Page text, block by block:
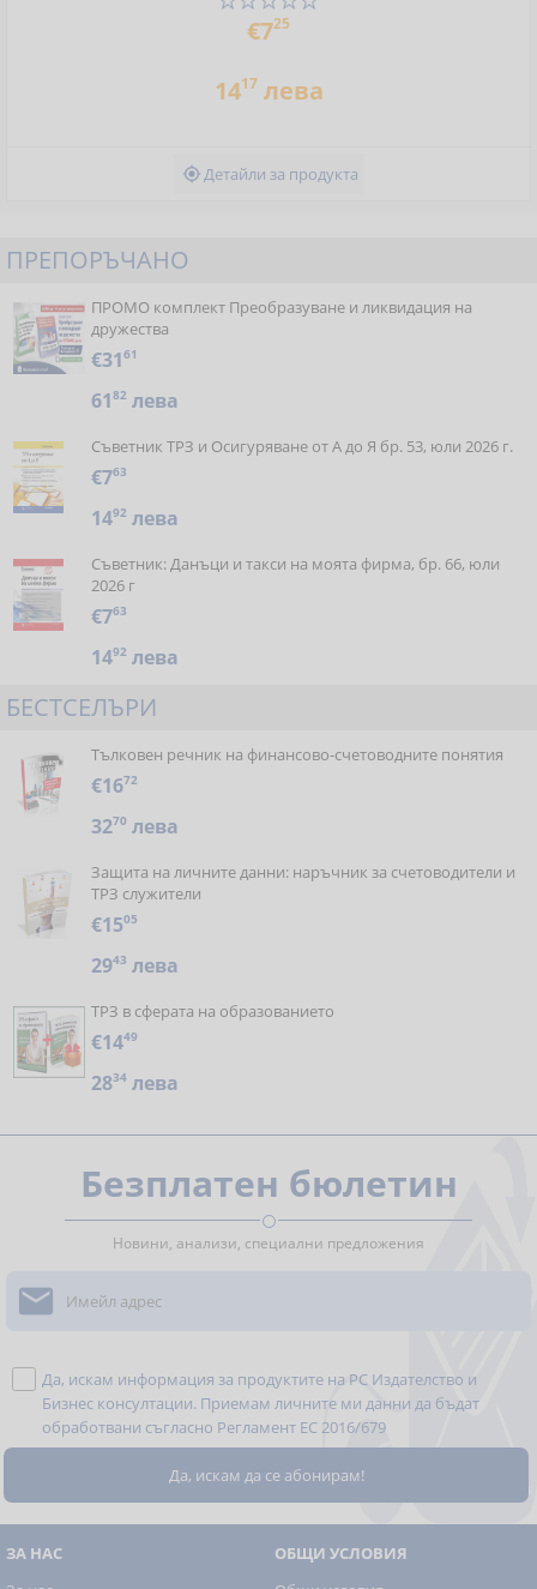
€725
1417лева
Детайли за продукта
ПРЕПОРЪЧАНО
ПРОМО комплект Преобразуване и ликвидация на
дружества
€3161
6182 лева
Съветник ТРЗ и Осигуряване от А до Я бр. 53, юли 2026 г.
€763
1492 лева
Съветник: Данъци и такси на моята фирма, бр. 66, юли
2026 г
€763
1492 лева
БЕСТСЕЛЪРИ
Тълковен речник на финансово-счетоводните понятия
€1672
3270 лева
Защита на личните данни: наръчник за счетоводители и
ТРЗ служители
€1505
2943 лева
ТРЗ в сферата на образованието
€1449
2834 лева
Безплатен бюлетин
Новини, анализи, специални предложения

Да, искам информация за продуктите на РС Издателство и
Бизнес консултации. Приемам личните ми данни да бъдат
обработвани съгласно Регламент ЕС 2016/679
ЗА НАС
ОБЩИ УСЛОВИЯ